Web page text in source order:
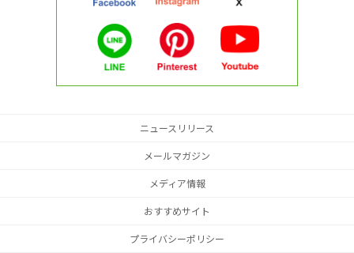
ニュースリリース
メールマガジン
メディア情報
おすすめサイト
プライバシーポリシー